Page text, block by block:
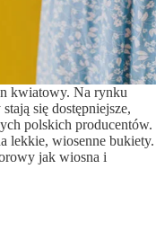
kwiatowy. Na rynku
się dostępniejsze,
polskich producentów.
lekkie, wiosenne bukiety.
jak wiosna i